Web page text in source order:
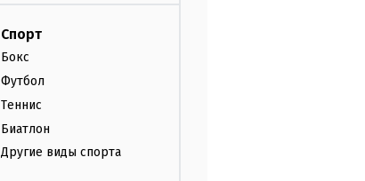
Спорт
Бокс
Футбол
Теннис
Биатлон
Другие виды спорта